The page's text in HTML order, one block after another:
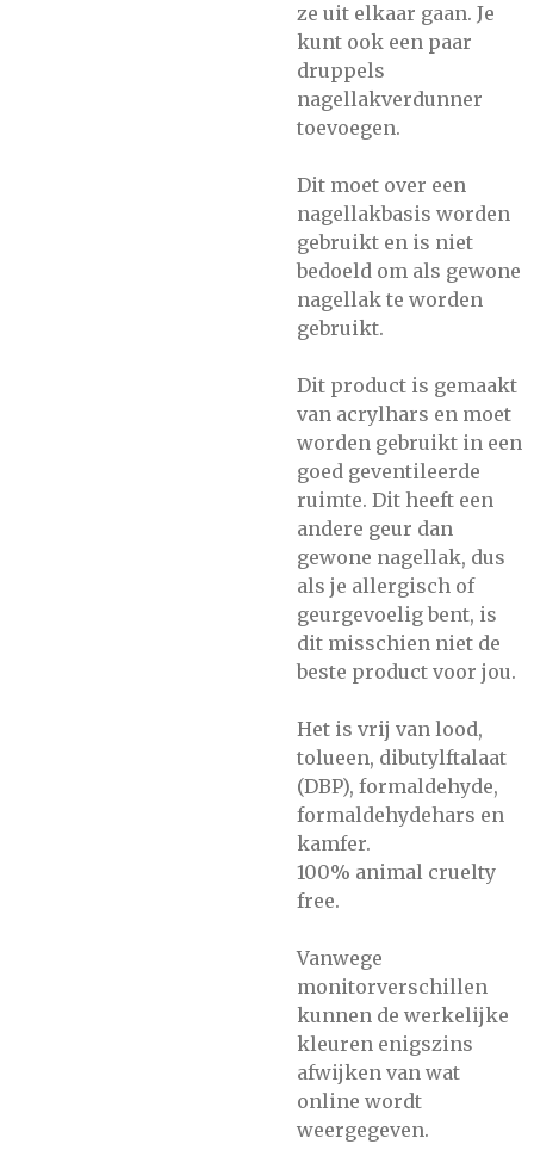
ze uit elkaar gaan. Je
kunt ook een paar
druppels
nagellakverdunner
toevoegen.
Dit moet over een
nagellakbasis worden
gebruikt en is niet
bedoeld om als gewone
nagellak te worden
gebruikt.
Dit product is gemaakt
van acrylhars en moet
worden gebruikt in een
goed geventileerde
ruimte. Dit heeft een
andere geur dan
gewone nagellak, dus
als je allergisch of
geurgevoelig bent, is
dit misschien niet de
beste product voor jou.
Het is vrij van lood,
tolueen, dibutylftalaat
(DBP), formaldehyde,
formaldehydehars en
kamfer.
100% animal cruelty
free.
Vanwege
monitorverschillen
kunnen de werkelijke
kleuren enigszins
afwijken van wat
online wordt
weergegeven.